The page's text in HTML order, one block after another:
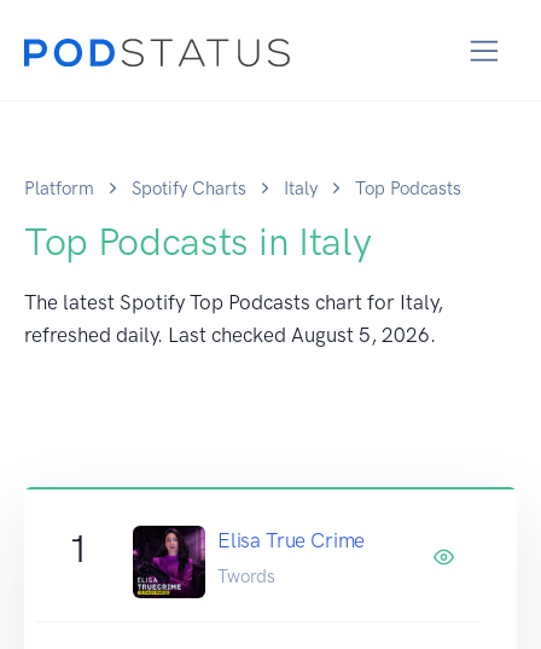
Platform Spotify Charts Italy Top Podcasts
Top Podcasts in Italy
The latest Spotify Top Podcasts chart for Italy,
refreshed daily. Last checked August 5, 2026.
1 Elisa True Crime
Twords